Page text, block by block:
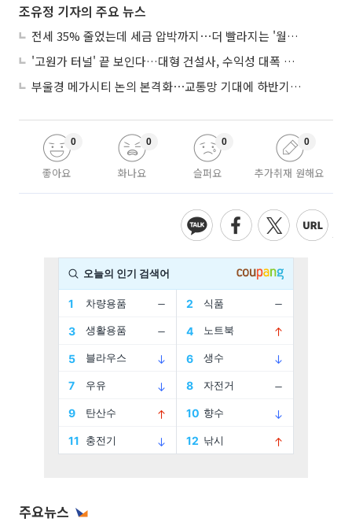
조유정 기자의 주요 뉴스
전세 35% 줄었는데 세금 압박까지⋯더 빨라지는 '월세화'
'고원가 터널' 끝 보인다…대형 건설사, 수익성 대폭 개선
부울경 메가시티 논의 본격화⋯교통망 기대에 하반기 분양시장 '주목'
좋아요
0
화나요
0
슬퍼요
0
추가취재 원해요
0
주요뉴스